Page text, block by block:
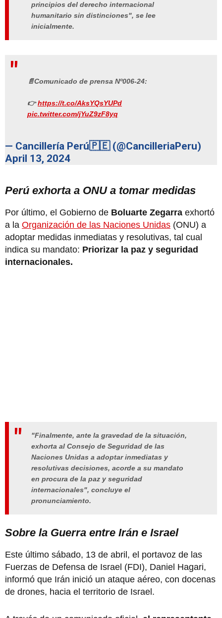
principios del derecho internacional
humanitario sin distinciones", se lee
inicialmente.
📄Comunicado de prensa Nº006-24:
👉https://t.co/AksYQsYUPd
pic.twitter.com/jYuZ9zF8yq
— Cancillería Perú🇵🇪 (@CancilleriaPeru)
April 13, 2024
Perú exhorta a ONU a tomar medidas
Por último, el Gobierno de Boluarte Zegarra exhortó
a la Organización de las Naciones Unidas (ONU) a
adoptar medidas inmediatas y resolutivas, tal cual
indica su mandato: Priorizar la paz y seguridad
internacionales.
"Finalmente, ante la gravedad de la situación,
exhorta al Consejo de Seguridad de las
Naciones Unidas a adoptar inmediatas y
resolutivas decisiones, acorde a su mandato
en procura de la paz y seguridad
internacionales", concluye el
pronunciamiento.
Sobre la Guerra entre Irán e Israel
Este último sábado, 13 de abril, el portavoz de las
Fuerzas de Defensa de Israel (FDI), Daniel Hagari,
informó que Irán inició un ataque aéreo, con docenas
de drones, hacia el territorio de Israel.